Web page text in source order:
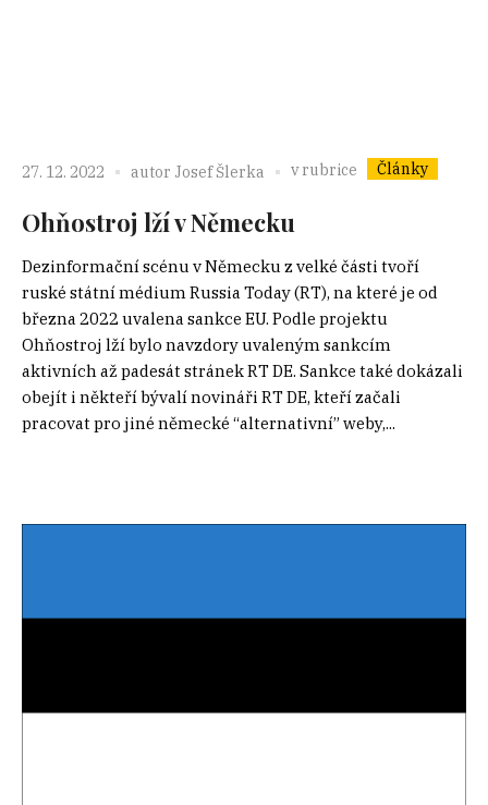
27. 12. 2022 autor Josef Šlerka v rubrice Články
Ohňostroj lží v Německu
Dezinformační scénu v Německu z velké části tvoří
ruské státní médium Russia Today (RT), na které je od
března 2022 uvalena sankce EU. Podle projektu
Ohňostroj lží bylo navzdory uvaleným sankcím
aktivních až padesát stránek RT DE. Sankce také dokázali
obejít i někteří bývalí novináři RT DE, kteří začali
pracovat pro jiné německé “alternativní” weby,...